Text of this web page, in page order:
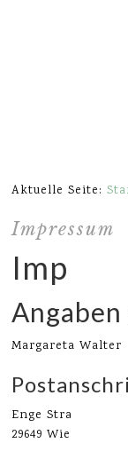
Aktuelle Seite:
Impressum
Margareta Walter
Enge Straße 9
29649 Wietzendorf